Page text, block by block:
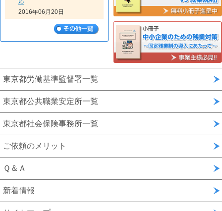
2016年06月20日
試用期間っていったい何の意味
東京都労働基準監督署一覧
東京都公共職業安定所一覧
東京都社会保険事務所一覧
ご依頼のメリット
Ｑ＆Ａ
新着情報